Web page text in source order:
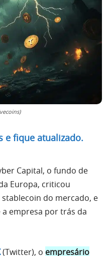
e fique atualizado.
Capital, o fundo de
Europa, criticou
do mercado, e
a empresa por trás da
(Twitter), o empresário